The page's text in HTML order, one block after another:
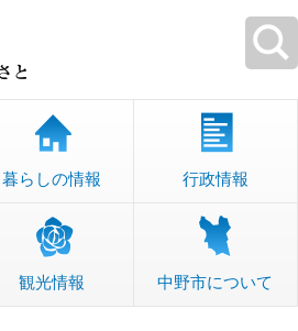
暮らしの情報 行政情報
観光情報 中野市について